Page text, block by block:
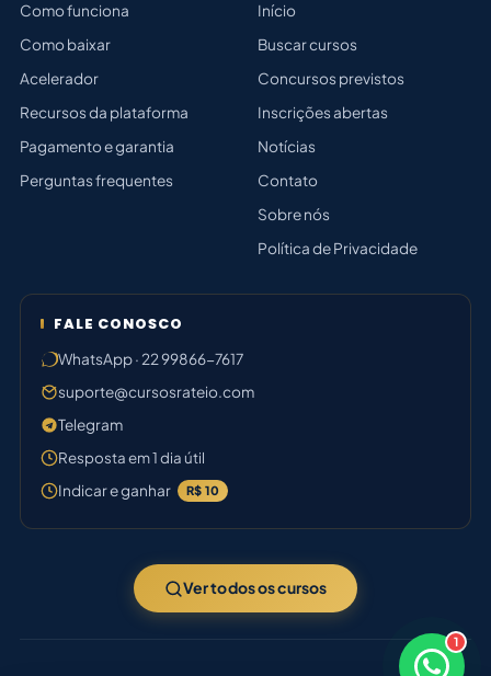
× 1
Como funciona
Como baixar
Acelerador
Recursos da plataforma
Pagamento e garantia
Perguntas frequentes
Início
Buscar cursos
Concursos previstos
Inscrições abertas
Notícias
Contato
Sobre nós
Política de Privacidade
FALE CONOSCO
WhatsApp · 22 99866-7617
suporte@cursosrateio.com
Telegram
Resposta em 1 dia útil
Indicar e ganhar
R$ 10
Ver todos os cursos